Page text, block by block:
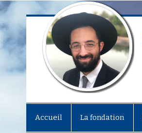
Accueil La fondation